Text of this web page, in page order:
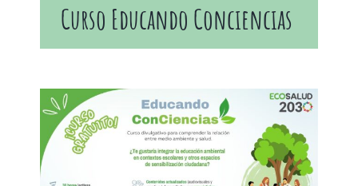
Curso Educando Conciencias